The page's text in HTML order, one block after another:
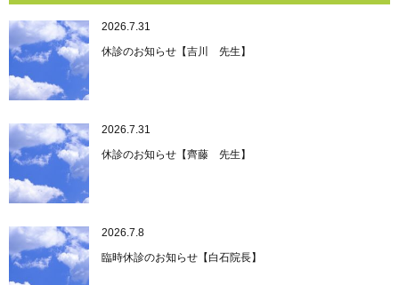
休診のお知らせ【吉川 先生】
2026.7.31
休診のお知らせ【齊藤 先生】
2026.7.31
臨時休診のお知らせ【白石院長】
2026.7.8